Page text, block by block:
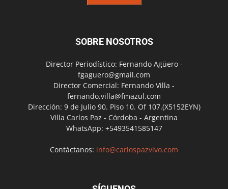
SOBRE NOSOTROS
Director Periodístico: Fernando Agüero -
fgaguero@gmail.com
Director Comercial: Fernando Villa -
fernando.villa@fmazul.com
Dirección: 9 de Julio 90. Piso 10. Of 107.(X5152EYN)
Villa Carlos Paz - Córdoba - Argentina
WhatsApp: +5493541585147
Contáctanos: info@carlospazvivo.com